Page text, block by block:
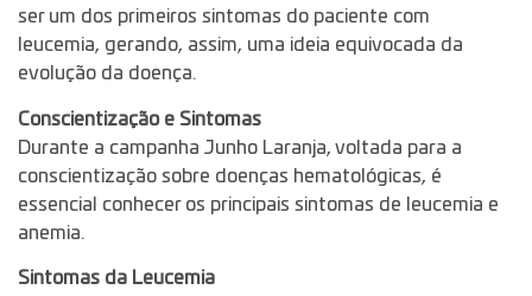
ser um dos primeiros sintomas do paciente com
leucemia, gerando, assim, uma ideia equivocada da
evolução da doença.
Conscientização e Sintomas
Durante a campanha Junho Laranja, voltada para a
conscientização sobre doenças hematológicas, é
essencial conhecer os principais sintomas de leucemia e
anemia.
Sintomas da Leucemia